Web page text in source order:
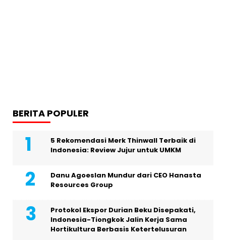
BERITA POPULER
5 Rekomendasi Merk Thinwall Terbaik di
Indonesia: Review Jujur untuk UMKM
Danu Agoeslan Mundur dari CEO Hanasta
Resources Group
Protokol Ekspor Durian Beku Disepakati,
Indonesia-Tiongkok Jalin Kerja Sama
Hortikultura Berbasis Ketertelusuran